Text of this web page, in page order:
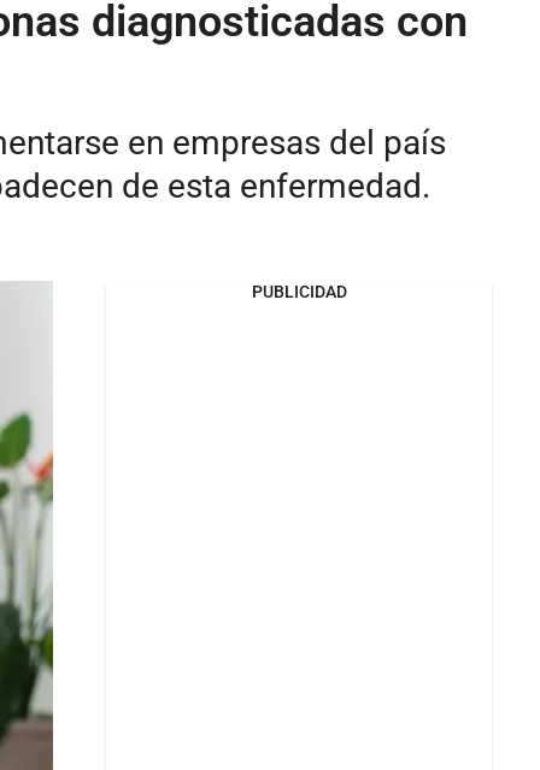
diagnosticadas con
en empresas del país
de esta enfermedad.
PUBLICIDAD